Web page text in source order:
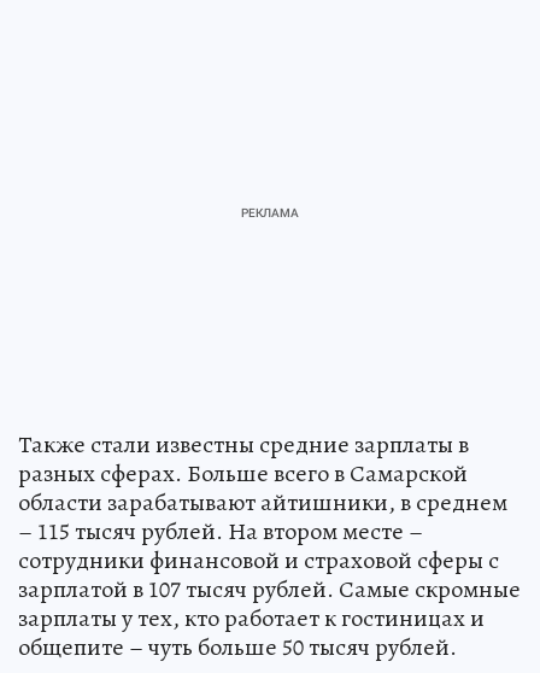
Также стали известны средние зарплаты в
разных сферах. Больше всего в Самарской
области зарабатывают айтишники, в среднем
– 115 тысяч рублей. На втором месте –
сотрудники финансовой и страховой сферы с
зарплатой в 107 тысяч рублей. Самые скромные
зарплаты у тех, кто работает к гостиницах и
общепите – чуть больше 50 тысяч рублей.